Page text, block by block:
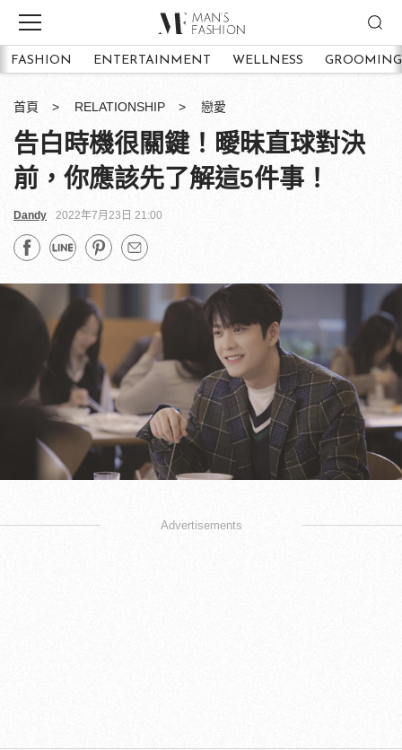
FASHION ENTERTAINMENT WELLNESS GROOMING
首頁 RELATIONSHIP 戀愛
告白時機很關鍵！曖昧直球對決
前，你應該先了解這5件事！
Dandy 2022年7月23日 21:00
Advertisements